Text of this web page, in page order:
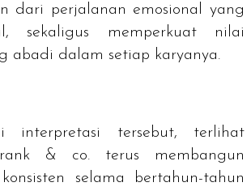
dari perjalanan emosional yang
sekaligus memperkuat nilai
abadi dalam setiap karyanya.
interpretasi tersebut, terlihat
& co. terus membangun
selama bertahun-tahun